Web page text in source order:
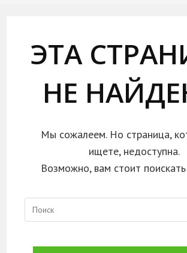
ЭТА
НЕ
Мы сожалеем. Но страница,
ищете, недоступна.
Возможно, вам стоит